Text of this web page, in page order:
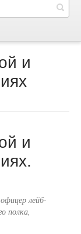
и
и
лейб-
полка,